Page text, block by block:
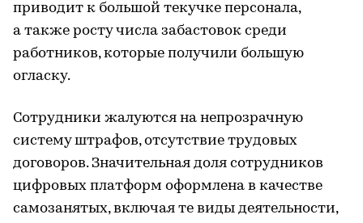
приводит к большой текучке персонала,
а также росту числа забастовок среди
работников, которые получили большую
огласку.
Сотрудники жалуются на непрозрачную
систему штрафов, отсутствие трудовых
договоров. Значительная доля сотрудников
цифровых платформ оформлена в качестве
самозанятых, включая те виды деятельности,